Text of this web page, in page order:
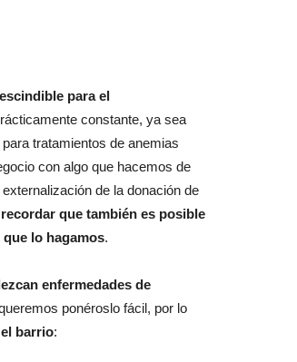
para el
constante, ya sea
tratamientos de anemias
con algo que hacemos de
de la donación de
que también es posible
lo hagamos.
enfermedades de
ponéroslo fácil, por lo
barrio: